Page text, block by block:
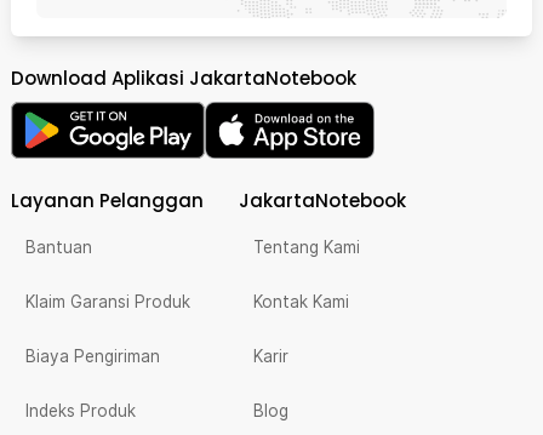
Download Aplikasi JakartaNotebook
Layanan Pelanggan
Bantuan
Klaim Garansi Produk
Biaya Pengiriman
Indeks Produk
JakartaNotebook
Tentang Kami
Kontak Kami
Karir
Blog